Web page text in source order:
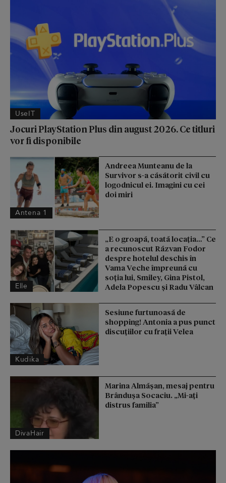
UseIT
Jocuri PlayStation Plus din august 2026. Ce titluri
vor fi disponibile
Antena 1
Andreea Munteanu de la
Survivor s-a căsătorit civil cu
logodnicul ei. Imagini cu cei
doi miri
Elle
„E o groapă, toată locația…” Ce
a recunoscut Răzvan Fodor
despre hotelul deschis în
Vama Veche împreună cu
soția lui, Smiley, Gina Pistol,
Adela Popescu și Radu Vâlcan
Kudika
Sesiune furtunoasă de
shopping! Antonia a pus punct
discuțiilor cu frații Velea
DivaHair
Marina Almășan, mesaj pentru
Brândușa Socaciu. „Mi-ați
distrus familia”